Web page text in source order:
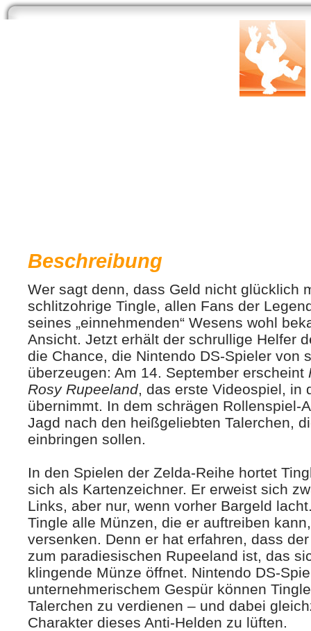
Beschreibung
Wer sagt denn, dass Geld nicht glücklich
schlitzohrige Tingle, allen Fans der
seines „einnehmenden“ Wesens wohl
Ansicht. Jetzt erhält der schrullige Helfer
die Chance, die Nintendo DS-Spieler von
überzeugen: Am 14. September erscheint
Rosy Rupeeland, das erste Videospiel, in
übernimmt. In dem schrägen Rollenspiel-
Jagd nach den heißgeliebten Talerchen,
einbringen sollen.
In den Spielen der Zelda-Reihe hortet
sich als Kartenzeichner. Er erweist sich
Links, aber nur, wenn vorher Bargeld
Tingle alle Münzen, die er auftreiben
versenken. Denn er hat erfahren, dass
zum paradiesischen Rupeeland ist, das
klingende Münze öffnet. Nintendo DS-
unternehmerischem Gespür können
Talerchen zu verdienen – und dabei
Charakter dieses Anti-Helden zu lüften.